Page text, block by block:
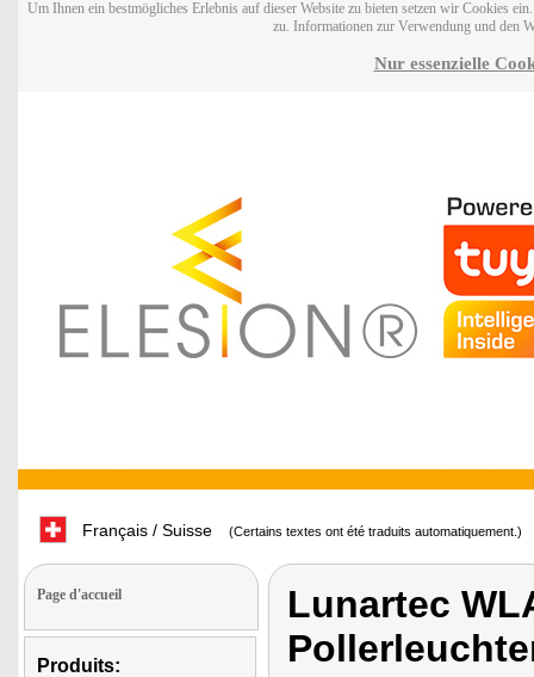
Um Ihnen ein bestmögliches Erlebnis auf dieser Website zu bieten setzen wir Cookies
zu. Informationen zur Verwendung und den
Nur essenzielle
Français / Suisse (Certains textes ont été traduits automatiquement.)
Page d'accueil
Produits:
Lunartec